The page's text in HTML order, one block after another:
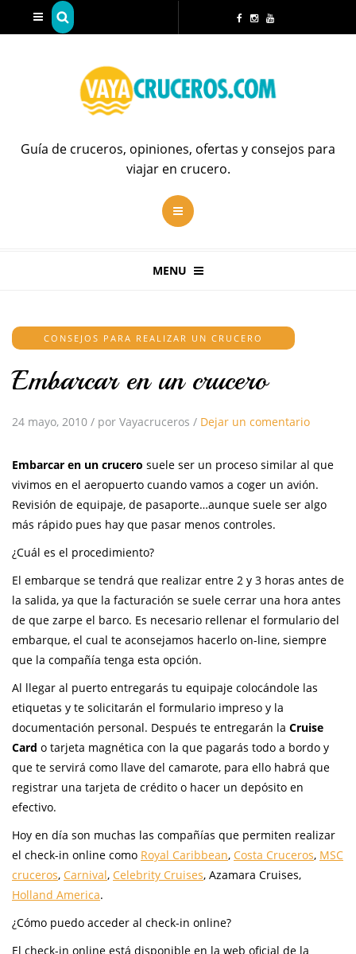
Guía de cruceros, opiniones, ofertas y consejos para
viajar en crucero.
MENU
CONSEJOS PARA REALIZAR UN CRUCERO
Embarcar en un crucero
24 mayo, 2010 / por Vayacruceros / Dejar un comentario
Embarcar en un crucero suele ser un proceso similar al que
vivimos en el aeropuerto cuando vamos a coger un avión.
Revisión de equipaje, de pasaporte…aunque suele ser algo
más rápido pues hay que pasar menos controles.
¿Cuál es el procedimiento?
El embarque se tendrá que realizar entre 2 y 3 horas antes de
la salida, ya que la facturación se suele cerrar una hora antes
de que zarpe el barco. Es necesario rellenar el formulario del
embarque, el cual te aconsejamos hacerlo on-line, siempre
que la compañía tenga esta opción.
Al llegar al puerto entregarás tu equipaje colocándole las
etiquetas y te solicitarán el formulario impreso y la
documentación personal. Después te entregarán la Cruise
Card o tarjeta magnética con la que pagarás todo a bordo y
que te servirá como llave del camarote, para ello habrá que
registrar una tarjeta de crédito o hacer un depósito en
efectivo.
Hoy en día son muchas las compañías que permiten realizar
el check-in online como Royal Caribbean, Costa Cruceros, MSC
cruceros, Carnival, Celebrity Cruises, Azamara Cruises,
Holland America.
¿Cómo puedo acceder al check-in online?
El check-in online está disponible en la web oficial de la